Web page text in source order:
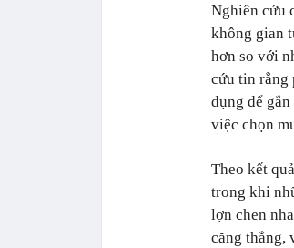
Nghiên cứu
không gian
hơn so với
cứu tin rằng
dụng để
việc chọn
Theo kết
trong khi
lợn chen
căng thẳng,